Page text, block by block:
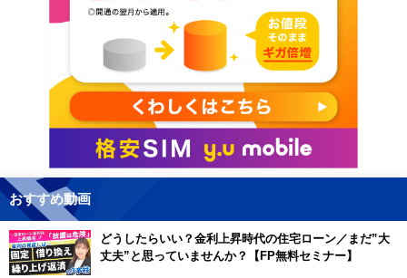
おすすめ動画
どうしたらいい？金利上昇時代の住宅ローン／まだ”大
丈夫”と思っていませんか？【FP無料セミナー】